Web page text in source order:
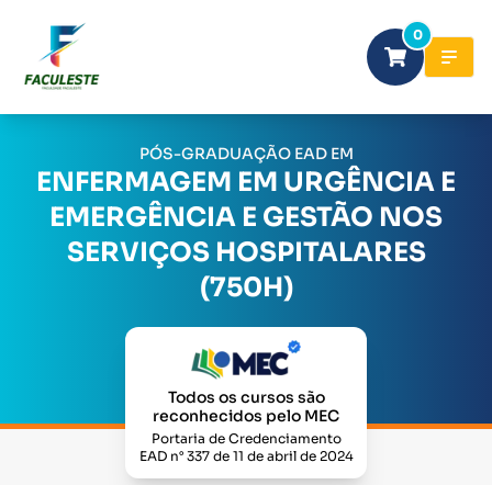
0
PÓS-GRADUAÇÃO EAD EM
ENFERMAGEM EM URGÊNCIA E
EMERGÊNCIA E GESTÃO NOS
SERVIÇOS HOSPITALARES
(750H)
Todos os cursos são
reconhecidos pelo MEC
Portaria de Credenciamento
EAD n° 337 de 11 de abril de 2024